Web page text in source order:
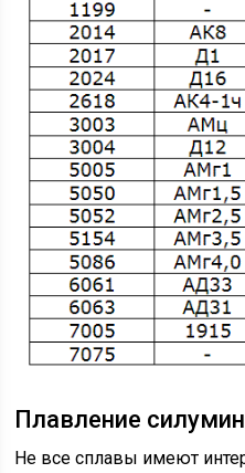
Плавление
Не все сплавы имеют